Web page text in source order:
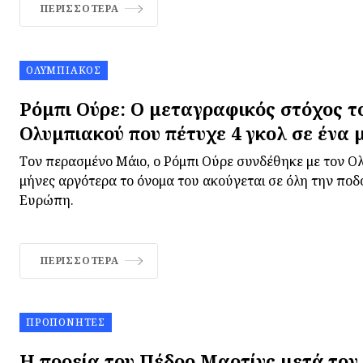
ΠΕΡΙΣΣΌΤΕΡΑ
ΟΛΥΜΠΙΑΚΌΣ
Ρόμπι Ούρε: Ο μεταγραφικός στόχος
Ολυμπιακού που πέτυχε 4 γκολ σε ένα
Τον περασμένο Μάιο, ο Ρόμπι Ούρε συνδέθηκε με τον
μήνες αργότερα το όνομα του ακούγεται σε όλη την
Ευρώπη.
ΠΕΡΙΣΣΌΤΕΡΑ
ΠΡΟΠΟΝΗΤΈΣ